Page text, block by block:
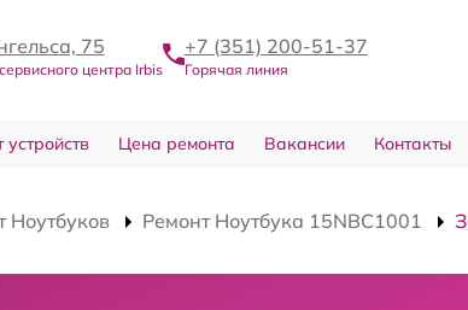
75
центра Irbis
+7 (351) 200-51-37
Горячая линия
устройств Цена ремонта Вакансии Контакты
Ноутбуков Ремонт Ноутбука 15NBC1001